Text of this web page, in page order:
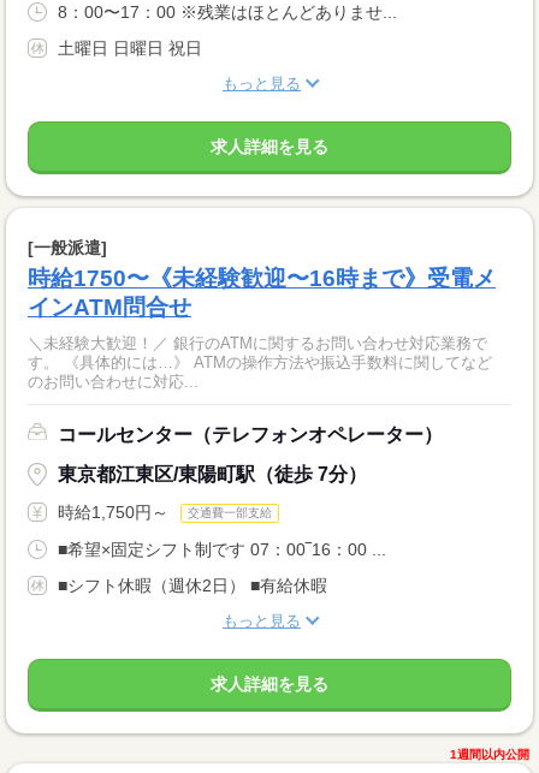
8：00〜17：00 ※残業はほとんどありませ...
土曜日 日曜日 祝日
もっと見る
求人詳細を見る
[一般派遣]
時給1750〜《未経験歓迎〜16時まで》受電メ
インATM問合せ
＼未経験大歓迎！／ 銀行のATMに関するお問い合わせ対応業務で
す。 《具体的には…》 ATMの操作方法や振込手数料に関してなど
のお問い合わせに対応...
コールセンター（テレフォンオペレーター）
東京都江東区/東陽町駅（徒歩 7分）
時給1,750円～ 交通費一部支給
■希望×固定シフト制です 07：00‾16：00 ...
■シフト休暇（週休2日） ■有給休暇
もっと見る
求人詳細を見る
1週間以内公開